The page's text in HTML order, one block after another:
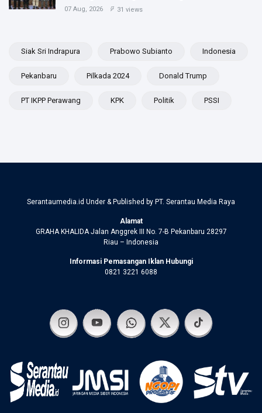
Menjaga Ketahanan Energi Nasional
07 Aug, 2026 31 views
Siak Sri Indrapura Prabowo Subianto Indonesia
Pekanbaru Pilkada 2024 Donald Trump
PT IKPP Perawang KPK Politik PSSI
Serantaumedia.id Under & Published by PT. Serantau Media Raya
Alamat
GRAHA KHALIDA Jalan Anggrek III No. 7-B Pekanbaru 28297
Riau – Indonesia
Informasi Pemasangan Iklan Hubungi
0821 3221 6088